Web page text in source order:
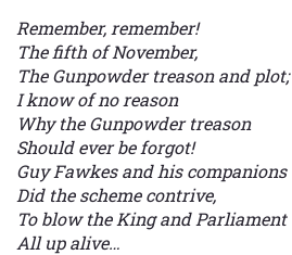
Remember, remember!
The fifth of November,
The Gunpowder treason and plot;
I know of no reason
Why the Gunpowder treason
Should ever be forgot!
Guy Fawkes and his companions
Did the scheme contrive,
To blow the King and Parliament
All up alive…